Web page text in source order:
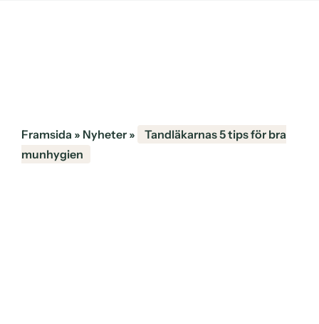
Framsida » Nyheter»
Tandläkarnas 5 tips för bra
munhygien